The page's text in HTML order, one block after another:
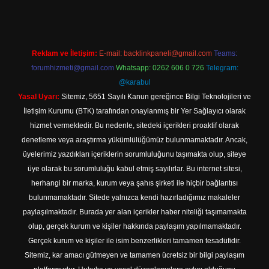
Reklam ve İletişim: E-mail: backlinkpaneli@gmail.com Teams:
forumhizmeti@gmail.com Whatsapp: 0262 606 0 726 Telegram:
@karabul
Yasal Uyarı: Sitemiz, 5651 Sayılı Kanun gereğince Bilgi Teknolojileri ve
İletişim Kurumu (BTK) tarafından onaylanmış bir Yer Sağlayıcı olarak
hizmet vermektedir. Bu nedenle, sitedeki içerikleri proaktif olarak
denetleme veya araştırma yükümlülüğümüz bulunmamaktadır. Ancak,
üyelerimiz yazdıkları içeriklerin sorumluluğunu taşımakta olup, siteye
üye olarak bu sorumluluğu kabul etmiş sayılırlar. Bu internet sitesi,
herhangi bir marka, kurum veya şahıs şirketi ile hiçbir bağlantısı
bulunmamaktadır. Sitede yalnızca kendi hazırladığımız makaleler
paylaşılmaktadır. Burada yer alan içerikler haber niteliği taşımamakta
olup, gerçek kurum ve kişiler hakkında paylaşım yapılmamaktadır.
Gerçek kurum ve kişiler ile isim benzerlikleri tamamen tesadüfidir.
Sitemiz, kar amacı gütmeyen ve tamamen ücretsiz bir bilgi paylaşım